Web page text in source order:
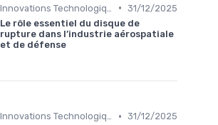
• 31/12/2025
Le rôle essentiel du disque de
rupture dans l’industrie aérospatiale
et de défense
Innovations Technologiques • 31/12/2025